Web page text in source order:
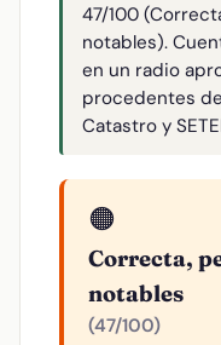
47/100
notables).
en un radio
procedentes
Catastro y
🟠
Correcta,
notables
(47/100)